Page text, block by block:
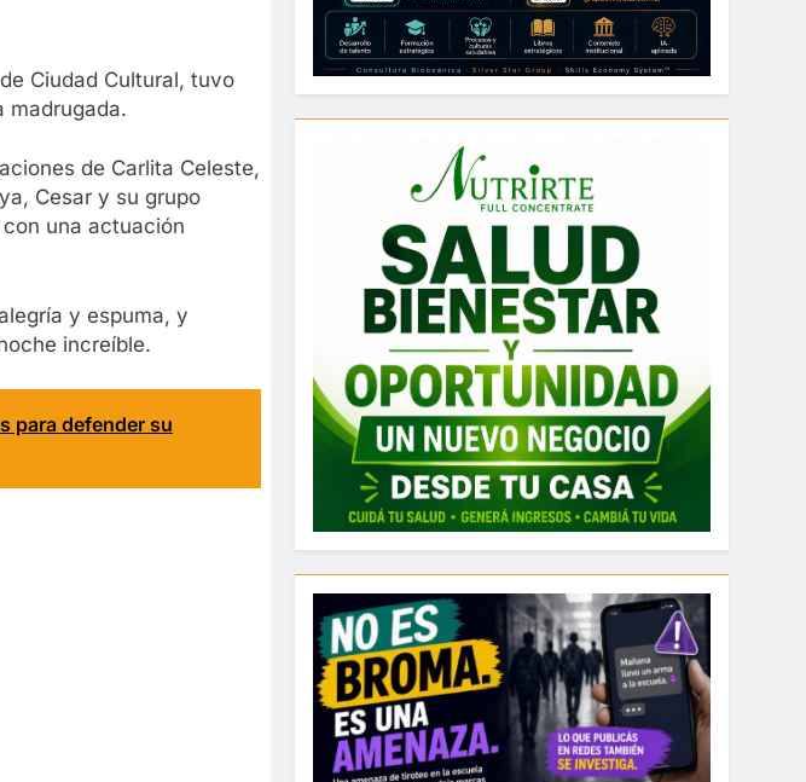
Ciudad Cultural, tuvo
madrugada.
de Carlita Celeste,
Cesar y su grupo
una actuación
y espuma, y
increíble.
para defender su